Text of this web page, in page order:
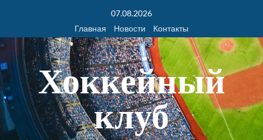
07.08.2026
Главная
Новости Контакты
Хоккейный
клуб